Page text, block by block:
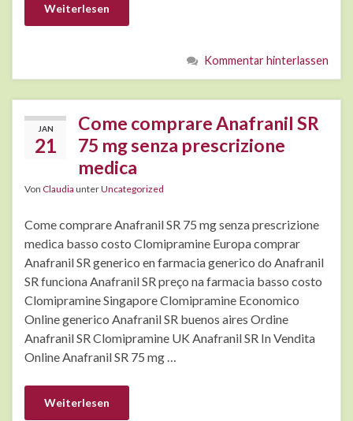
Weiterlesen
Kommentar hinterlassen
JAN
21
Come comprare Anafranil SR
75 mg senza prescrizione
medica
Von Claudia unterUncategorized
Come comprare Anafranil SR 75 mg senza prescrizione
medica basso costo Clomipramine Europa comprar
Anafranil SR generico en farmacia generico do Anafranil
SR funciona Anafranil SR preço na farmacia basso costo
Clomipramine Singapore Clomipramine Economico
Online generico Anafranil SR buenos aires Ordine
Anafranil SR Clomipramine UK Anafranil SR In Vendita
Online Anafranil SR 75 mg …
Weiterlesen